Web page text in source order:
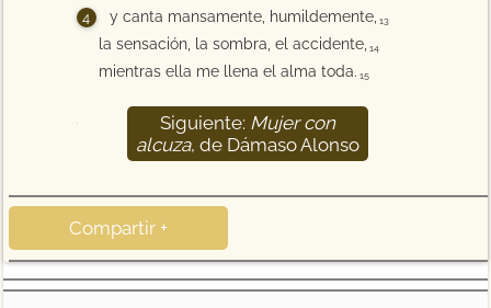
y canta mansamente, humildemente, 13
la sensación, la sombra, el accidente, 14
mientras ella me llena el alma toda. 15
Siguiente: Mujer con
alcuza, de Dámaso Alonso
Compartir +